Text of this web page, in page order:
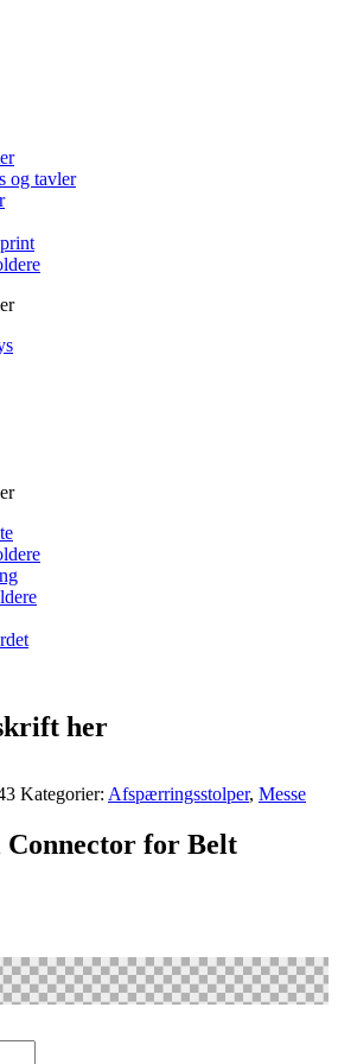
og tavler
her
Kategorier: Afspærringsstolper, Messe
for Belt